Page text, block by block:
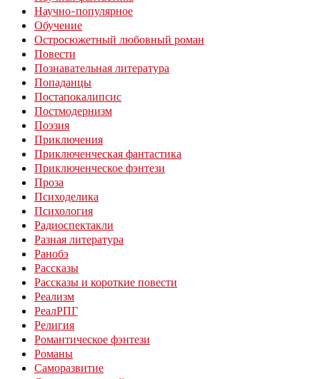
Научно-популярное
Обучение
Остросюжетный любовный роман
Повести
Познавательная литература
Попаданцы
Постапокалипсис
Постмодернизм
Поэзия
Приключения
Приключенческая фантастика
Приключенческое фэнтези
Проза
Психоделика
Психология
Радиоспектакли
Разная литература
Ранобэ
Рассказы
Рассказы и короткие повести
Реализм
РеалРПГ
Религия
Романтическое фэнтези
Романы
Саморазвитие